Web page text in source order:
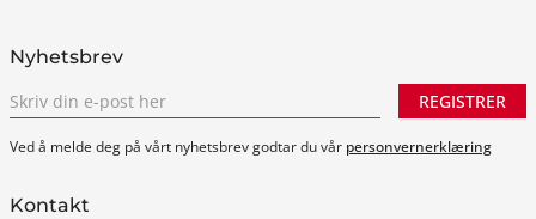
Nyhetsbrev
REGISTRER
Ved å melde deg på vårt nyhetsbrev godtar du vår personvernerklæring
Kontakt